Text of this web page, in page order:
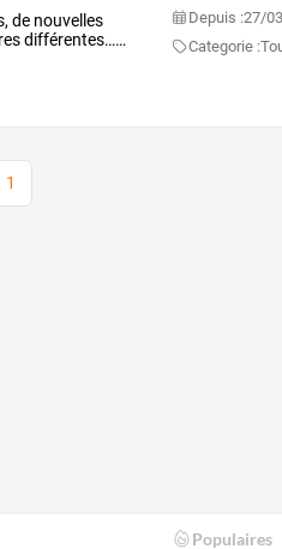
de nouvelles
différentes……
Depuis :27/
Categorie :
1
Populaires